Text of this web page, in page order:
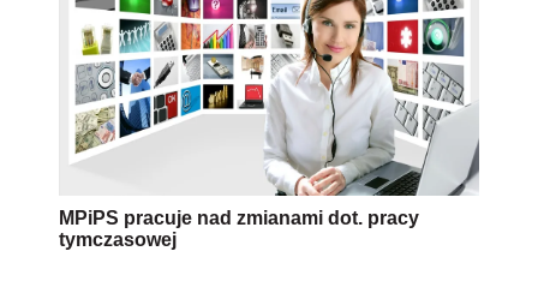
MPiPS pracuje nad zmianami dot. pracy
tymczasowej